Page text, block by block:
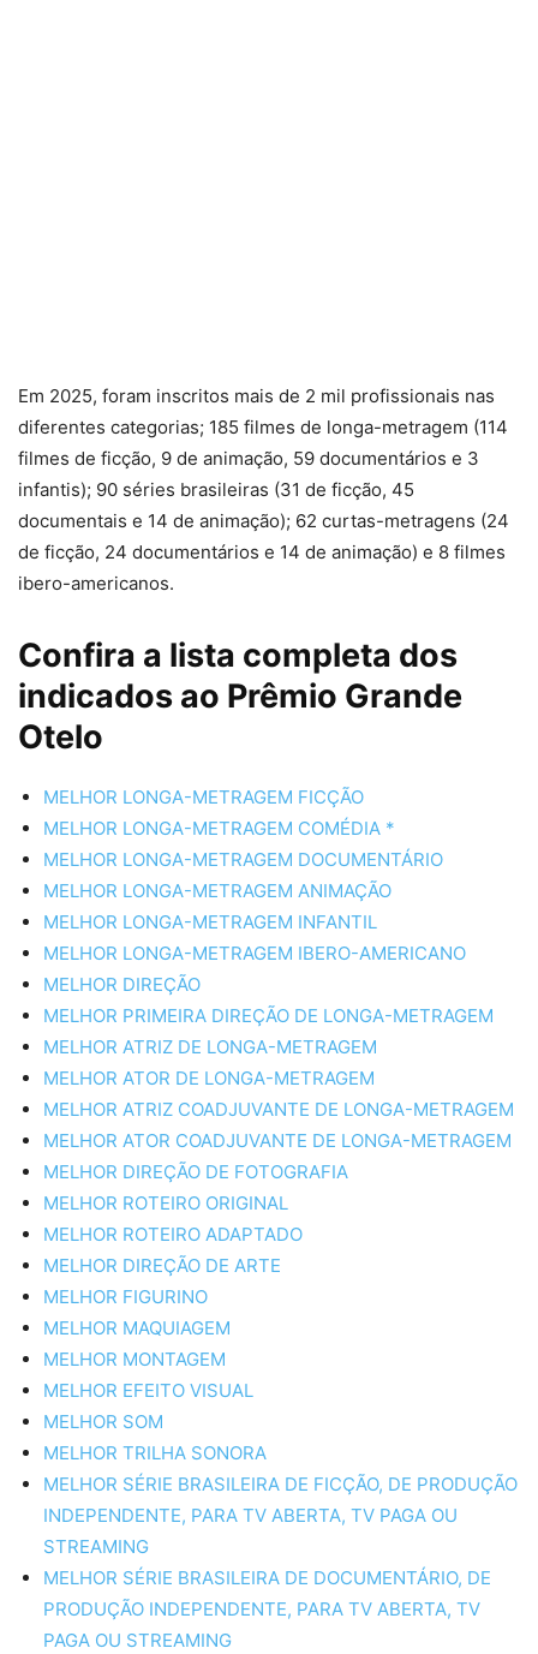
Em 2025, foram inscritos mais de 2 mil profissionais nas
diferentes categorias; 185 filmes de longa-metragem (114
filmes de ficção, 9 de animação, 59 documentários e 3
infantis); 90 séries brasileiras (31 de ficção, 45
documentais e 14 de animação); 62 curtas-metragens (24
de ficção, 24 documentários e 14 de animação) e 8 filmes
ibero-americanos.
Confira a lista completa dos
indicados ao Prêmio Grande
Otelo
MELHOR LONGA-METRAGEM FICÇÃO
MELHOR LONGA-METRAGEM COMÉDIA *
MELHOR LONGA-METRAGEM DOCUMENTÁRIO
MELHOR LONGA-METRAGEM ANIMAÇÃO
MELHOR LONGA-METRAGEM INFANTIL
MELHOR LONGA-METRAGEM IBERO-AMERICANO
MELHOR DIREÇÃO
MELHOR PRIMEIRA DIREÇÃO DE LONGA-METRAGEM
MELHOR ATRIZ DE LONGA-METRAGEM
MELHOR ATOR DE LONGA-METRAGEM
MELHOR ATRIZ COADJUVANTE DE LONGA-METRAGEM
MELHOR ATOR COADJUVANTE DE LONGA-METRAGEM
MELHOR DIREÇÃO DE FOTOGRAFIA
MELHOR ROTEIRO ORIGINAL
MELHOR ROTEIRO ADAPTADO
MELHOR DIREÇÃO DE ARTE
MELHOR FIGURINO
MELHOR MAQUIAGEM
MELHOR MONTAGEM
MELHOR EFEITO VISUAL
MELHOR SOM
MELHOR TRILHA SONORA
MELHOR SÉRIE BRASILEIRA DE FICÇÃO, DE PRODUÇÃO
INDEPENDENTE, PARA TV ABERTA, TV PAGA OU
STREAMING
MELHOR SÉRIE BRASILEIRA DE DOCUMENTÁRIO, DE
PRODUÇÃO INDEPENDENTE, PARA TV ABERTA, TV
PAGA OU STREAMING